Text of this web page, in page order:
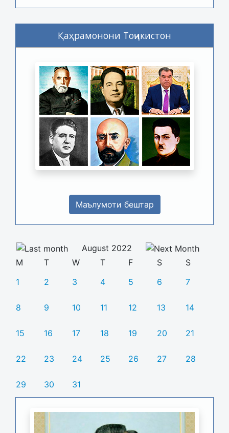
Қаҳрамонони Тоҷикистон
Маълумоти бештар
August 2022
M
T W T F S
S
1
2 3 4 5 6 7
8 9 10 11 12 13 14
15 16 17 18 19 20 21
22 23 24 25 26 27 28
29 30 31